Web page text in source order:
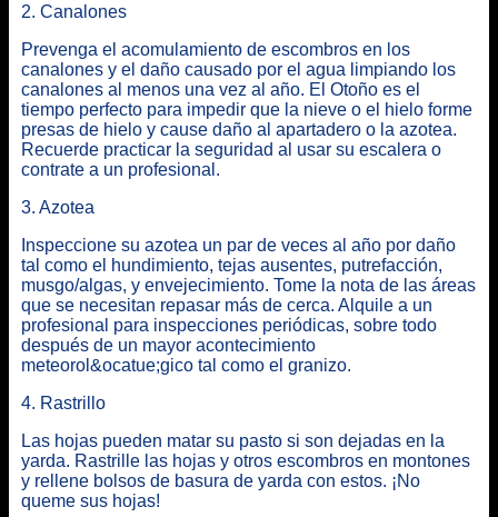
2. Canalones
Prevenga el acomulamiento de escombros en los
canalones y el daño causado por el agua limpiando los
canalones al menos una vez al año. El Otoño es el
tiempo perfecto para impedir que la nieve o el hielo forme
presas de hielo y cause daño al apartadero o la azotea.
Recuerde practicar la seguridad al usar su escalera o
contrate a un profesional.
3. Azotea
Inspeccione su azotea un par de veces al año por daño
tal como el hundimiento, tejas ausentes, putrefacción,
musgo/algas, y envejecimiento. Tome la nota de las áreas
que se necesitan repasar más de cerca. Alquile a un
profesional para inspecciones periódicas, sobre todo
después de un mayor acontecimiento
meteorol&ocatue;gico tal como el granizo.
4. Rastrillo
Las hojas pueden matar su pasto si son dejadas en la
yarda. Rastrille las hojas y otros escombros en montones
y rellene bolsos de basura de yarda con estos. ¡No
queme sus hojas!